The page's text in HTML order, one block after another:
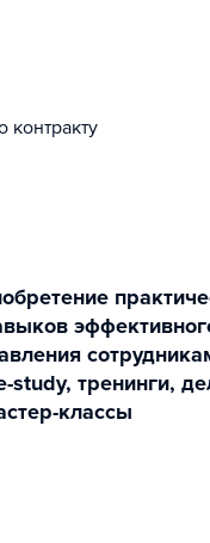
study, тренинги,
классы